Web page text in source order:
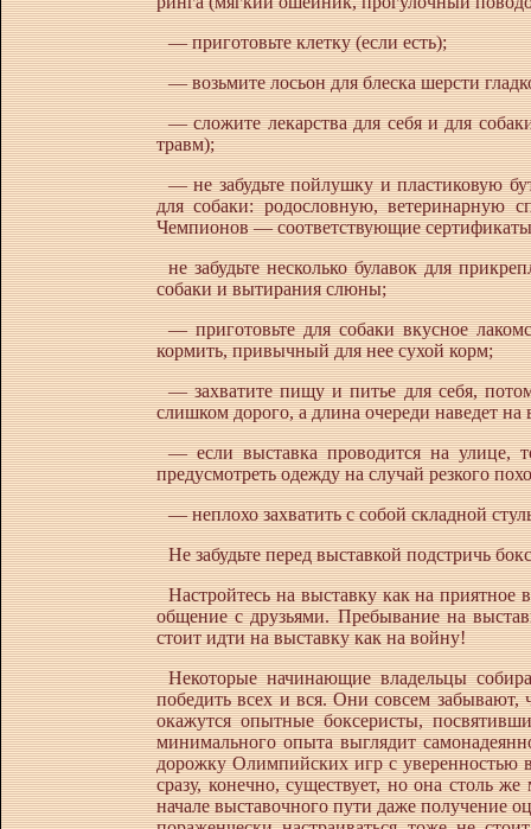
— приготовьте клетку (если есть);
— возьмите лосьон для блеска шерсти
— сложите лекарства для себя и для
травм);
— не забудьте пойлушку и пластиковую
для собаки: родословную, ветеринарную
Чемпионов — соответствующие
не забудьте несколько булавок для
собаки и вытирания слюны;
— приготовьте для собаки вкусное
кормить, привычный для нее сухой корм;
— захватите пищу и питье для себя,
слишком дорого, а длина очереди наведет на
— если выставка проводится на улице,
предусмотреть одежду на случай резкого
— неплохо захватить с собой складной
Не забудьте перед выставкой подстричь
Настройтесь на выставку как на приятное
общение с друзьями. Пребывание на
стоит идти на выставку как на войну!
Некоторые начинающие владельцы
победить всех и вся. Они совсем забывают,
окажутся опытные боксеристы,
минимального опыта выглядит
дорожку Олимпийских игр с уверенностью
сразу, конечно, существует, но она столь
начале выставочного пути даже получение